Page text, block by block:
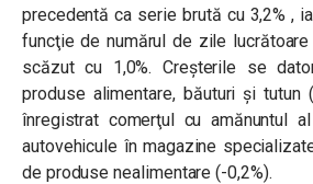
precedentă ca serie brută cu 3,2%,
funcţie de numărul de zile
scăzutcu 1,0%. Creșterile se
produse alimentare, băuturi şi tutun
înregistrat comerţul cu amănuntul
autovehicule în magazine
de produse nealimentare (-0,2%).